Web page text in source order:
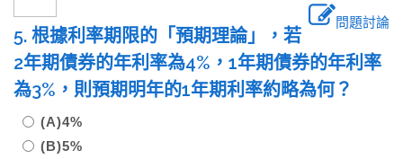
問題討論
5. 根據利率期限的「預期理論」，若
2年期債券的年利率為4%，1年期債券的年利率
為3%，則預期明年的1年期利率約略為何？
(A)4%
(B)5%